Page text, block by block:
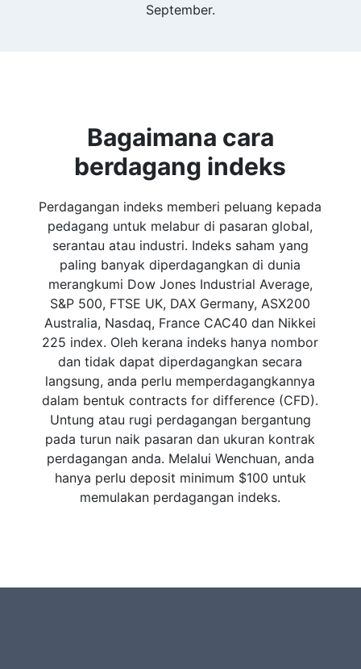
September.
Bagaimana cara
berdagang indeks
Perdagangan indeks memberi peluang kepada
pedagang untuk melabur di pasaran global,
serantau atau industri. Indeks saham yang
paling banyak diperdagangkan di dunia
merangkumi Dow Jones Industrial Average,
S&P 500, FTSE UK, DAX Germany, ASX200
Australia, Nasdaq, France CAC40 dan Nikkei
225 index. Oleh kerana indeks hanya nombor
dan tidak dapat diperdagangkan secara
langsung, anda perlu memperdagangkannya
dalam bentuk contracts for difference (CFD).
Untung atau rugi perdagangan bergantung
pada turun naik pasaran dan ukuran kontrak
perdagangan anda. Melalui Wenchuan, anda
hanya perlu deposit minimum $100 untuk
memulakan perdagangan indeks.